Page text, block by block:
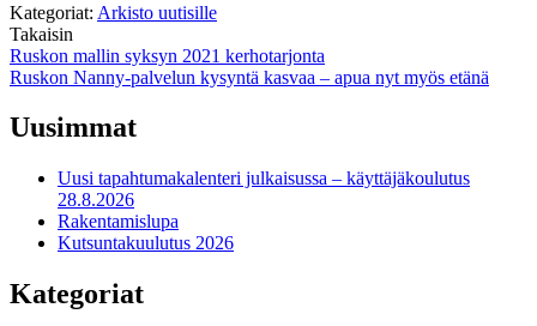
Kategoriat: Arkisto uutisille
Takaisin
Artikkelien
selaus
Ruskon mallin syksyn 2021 kerhotarjonta
Ruskon Nanny-palvelun kysyntä kasvaa – apua nyt myös etänä
Uusimmat
Uusi tapahtumakalenteri julkaisussa – käyttäjäkoulutus
28.8.2026
Rakentamislupa
Kutsuntakuulutus 2026
Kategoriat